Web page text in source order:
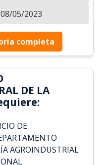
05/2023
completa
DE LA
DE
AGROINDUSTRIAL